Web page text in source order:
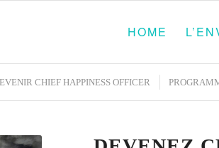
HOME
CHIEF HAPPINESS OFFICER